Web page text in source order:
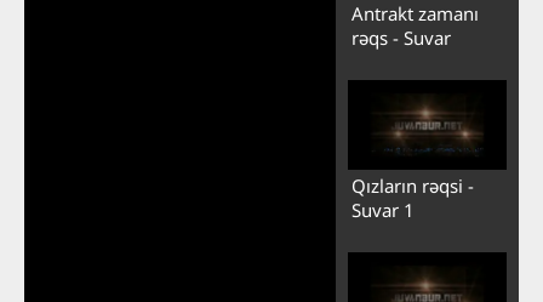
Antrakt zamanı
rəqs - Suvar
Qızların rəqsi -
Suvar 1